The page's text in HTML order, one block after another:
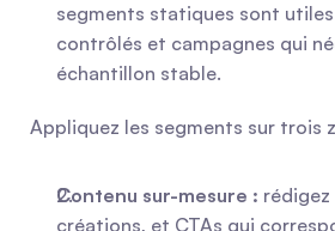
segments statiques sont
contrôlés et campagnes qui
échantillon stable.
Appliquez les segments sur trois
Contenu sur-mesure : rédigez
créations, et CTAs qui